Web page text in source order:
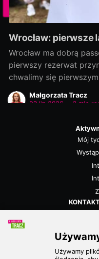
Wrocław: pierwsze
Wrocław ma dobrą
pierwszy rezerwat
chwalimy się
Rozmowy zaczęliśmy
dowozimy jako pierwsi! Było to możliwe, bo nie
otwarte na dialog i
Małgorzata Tracz
23 lip 2026 2 min
Mój